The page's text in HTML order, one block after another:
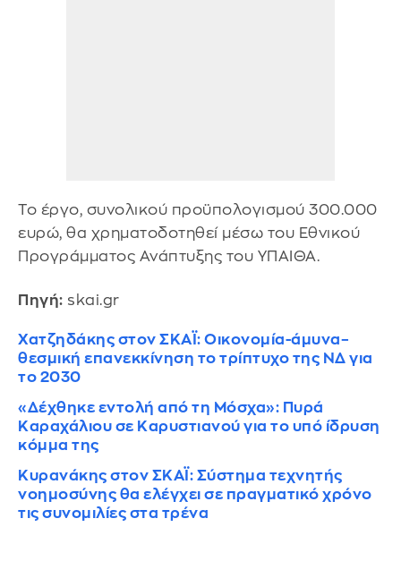
Το έργο, συνολικού προϋπολογισμού 300.000
ευρώ, θα χρηματοδοτηθεί μέσω του Εθνικού
Προγράμματος Ανάπτυξης του ΥΠΑΙΘΑ.
Πηγή: skai.gr
Χατζηδάκης στον ΣΚΑΪ: Οικονομία-άμυνα–
θεσμική επανεκκίνηση το τρίπτυχο της ΝΔ για
το 2030
«Δέχθηκε εντολή από τη Μόσχα»: Πυρά
Καραχάλιου σε Καρυστιανού για το υπό ίδρυση
κόμμα της
Κυρανάκης στον ΣΚΑΪ: Σύστημα τεχνητής
νοημοσύνης θα ελέγχει σε πραγματικό χρόνο
τις συνομιλίες στα τρένα